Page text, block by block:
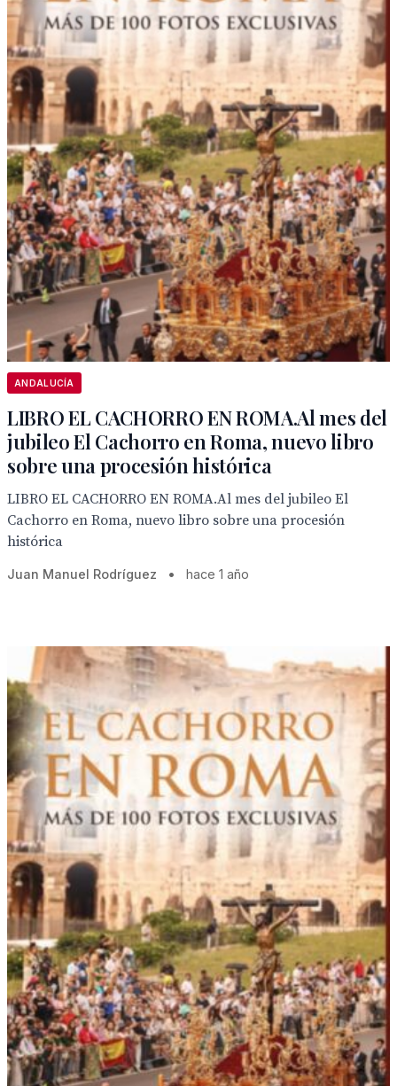
ANDALUCÍA
LIBRO EL CACHORRO EN ROMA.Al mes del
jubileo El Cachorro en Roma, nuevo libro
sobre una procesión histórica
LIBRO EL CACHORRO EN ROMA.Al mes del jubileo El
Cachorro en Roma, nuevo libro sobre una procesión
histórica
Juan Manuel Rodríguez • hace 1 año